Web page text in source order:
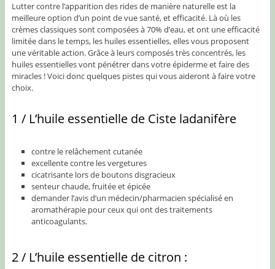
Lutter contre l’apparition des rides de manière naturelle est la
meilleure option d’un point de vue santé, et efficacité. Là où les
crèmes classiques sont composées à 70% d’eau, et ont une efficacité
limitée dans le temps, les huiles essentielles, elles vous proposent
une véritable action. Grâce à leurs composés très concentrés, les
huiles essentielles vont pénétrer dans votre épiderme et faire des
miracles ! Voici donc quelques pistes qui vous aideront à faire votre
choix.
1 / L’huile essentielle de Ciste ladanifère
contre le relâchement cutanée
excellente contre les vergetures
cicatrisante lors de boutons disgracieux
senteur chaude, fruitée et épicée
demander l’avis d’un médecin/pharmacien spécialisé en
aromathérapie pour ceux qui ont des traitements
anticoagulants.
2 / L’huile essentielle de citron :